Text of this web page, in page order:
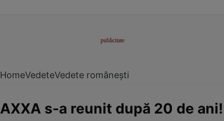
HomeVedeteVedete românești
AXXA s-a reunit după 20 de